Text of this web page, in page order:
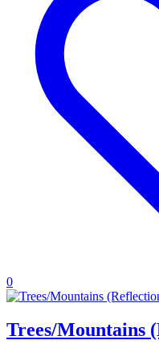
0
Trees/Mountains